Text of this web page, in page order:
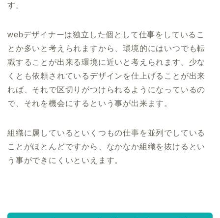
す。
webデザイナーは独立した個として仕事をしているこ
とか多いと考えられますから、環境的にはいつでも転
職することが出来る環境に近いと考えられます。少な
くとも依頼されているデザインを仕上げることが出来
れば、それで区切りがつけられるようになっているの
で、それを機会にするという事が出来ます。
組織に属しているといくつもの仕事を並列でしている
ことがほとんどですから、なかなか組織を抜けるとい
う事ができにくいといえます。